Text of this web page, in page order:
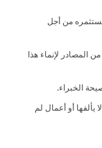
من أجل
المصادر لإنماء هذا
أو أعمال لم
غير ممكنة، أو